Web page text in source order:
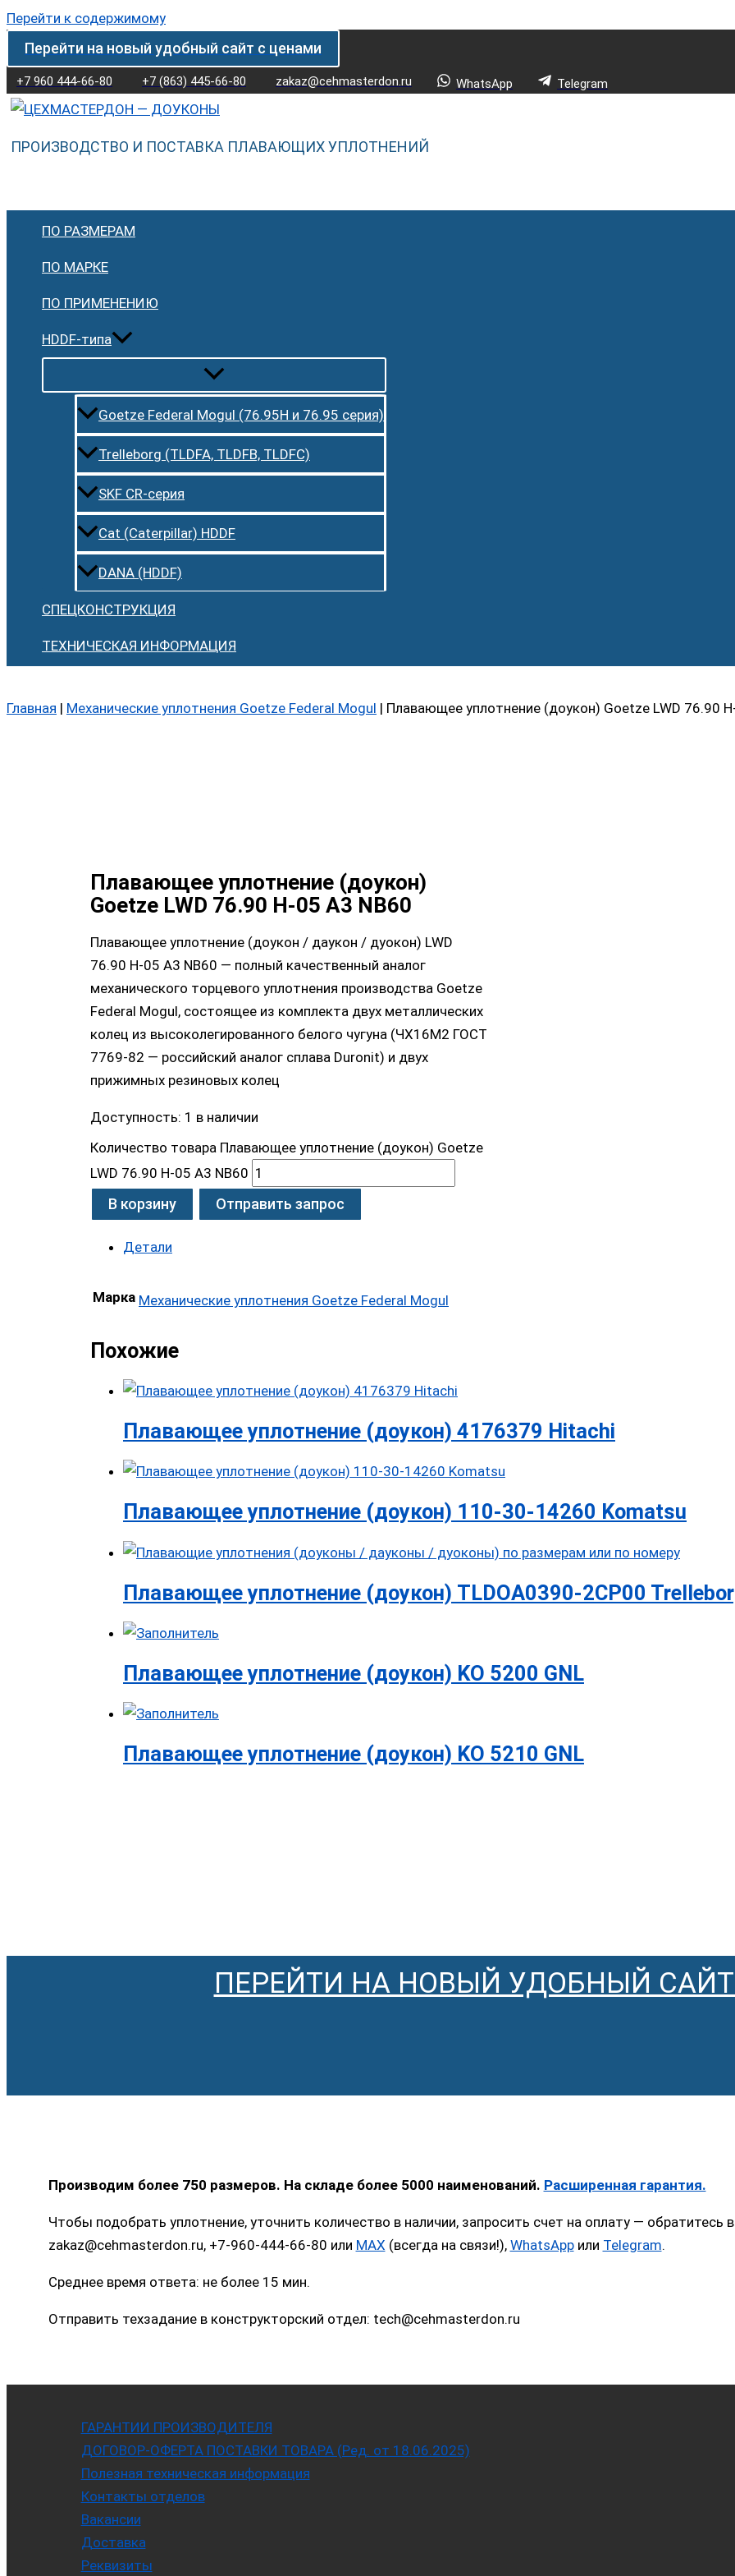
Перейти к содержимому
Перейти на новый удобный сайт с ценами
+7 960 444-66-80 +7 (863) 445-66-80 zakaz@cehmasterdon.ru WhatsApp Telegram
ПРОИЗВОДСТВО И ПОСТАВКА ПЛАВАЮЩИХ УПЛОТНЕНИЙ
ПО РАЗМЕРАМ
ПО МАРКЕ
ПО ПРИМЕНЕНИЮ
HDDF-типа
Goetze Federal Mogul (76.95H и 76.95 серия)
Trelleborg (TLDFA, TLDFB, TLDFC)
SKF CR-серия
Cat (Caterpillar) HDDF
DANA (HDDF)
СПЕЦКОНСТРУКЦИЯ
ТЕХНИЧЕСКАЯ ИНФОРМАЦИЯ
Главная | Механические уплотнения Goetze Federal Mogul | Плавающее уплотнение (доукон) Goetze LWD 76.90
Плавающее уплотнение (доукон)
Goetze LWD 76.90 H-05 A3 NB60
Плавающее уплотнение (доукон / даукон / дуокон) LWD
76.90 H-05 A3 NB60 — полный качественный аналог
механического торцевого уплотнения производства Goetze
Federal Mogul, состоящее из комплекта двух металлических
колец из высоколегированного белого чугуна (ЧХ16М2 ГОСТ
7769-82 — российский аналог сплава Duronit) и двух
прижимных резиновых колец
Доступность: 1 в наличии
Количество товара Плавающее уплотнение (доукон) Goetze
LWD 76.90 H-05 A3 NB60
В корзину Отправить запрос
Детали
Марка Механические уплотнения Goetze Federal Mogul
Похожие
Плавающее уплотнение (доукон) 4176379 Hitachi
Плавающее уплотнение (доукон) 110-30-14260 Komatsu
Плавающее уплотнение (доукон) TLDOA0390-2CP00
Плавающее уплотнение (доукон) KO 5200 GNL
Плавающее уплотнение (доукон) KO 5210 GNL
ПЕРЕЙТИ НА НОВЫЙ УДОБНЫЙ
Производим более 750 размеров. На складе более 5000 наименований. Расширенная гарантия.
Чтобы подобрать уплотнение, уточнить количество в наличии, запросить счет на оплату —
zakaz@cehmasterdon.ru, +7-960-444-66-80 или MAX (всегда на связи!), WhatsAppили Telegram.
Среднее время ответа: не более 15 мин.
Отправить техзадание в конструкторский отдел: tech@cehmasterdon.ru
ГАРАНТИИ ПРОИЗВОДИТЕЛЯ
ДОГОВОР-ОФЕРТА ПОСТАВКИ ТОВАРА (Ред. от 18.06.2025)
Полезная техническая информация
Контакты отделов
Вакансии
Доставка
Реквизиты